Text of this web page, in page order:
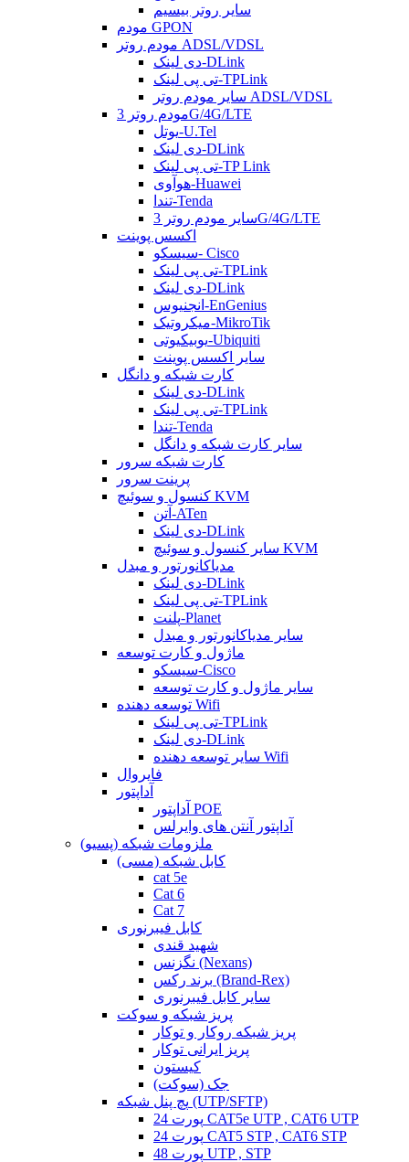
سایر روتر بیسیم
مودم GPON
مودم روتر ADSL/VDSL
دی لینک-DLink
تی پی لینک-TPLink
سایر مودم روتر ADSL/VDSL
مودم روتر 3G/4G/LTE
یوتل-U.Tel
دی لینک-DLink
تی پی لینک-TP Link
هوآوی-Huawei
تندا-Tenda
سایر مودم روتر 3G/4G/LTE
اکسس پوینت
سیسکو- Cisco
تی پی لینک-TPLink
دی لینک-DLink
انجنیوس-EnGenius
میکروتیک-MikroTik
یوبیکیوتی-Ubiquiti
سایر اکسس پوینت
کارت شبکه و دانگل
دی لینک-DLink
تی پی لینک-TPLink
تندا-Tenda
سایر کارت شبکه و دانگل
کارت شبکه سرور
پرینت سرور
کنسول و سوئیچ KVM
آتن-ATen
دی لینک-DLink
سایر کنسول و سوئیچ KVM
مدیاکانورتور و مبدل
دی لینک-DLink
تی پی لینک-TPLink
پلنت-Planet
سایر مدیاکانورتور و مبدل
ماژول و کارت توسعه
سیسکو-Cisco
سایر ماژول و کارت توسعه
توسعه دهنده Wifi
تی پی لینک-TPLink
دی لینک-DLink
سایر توسعه دهنده Wifi
فایروال
آداپتور
آداپتور POE
آداپتور آنتن های وایرلس
ملزومات شبکه (پسیو)
کابل شبکه (مسی)
cat 5e
Cat 6
Cat 7
کابل فیبرنوری
شهید قندی
نگزنس (Nexans)
برند رکس (Brand-Rex)
سایر کابل فیبرنوری
پریز شبکه و سوکت
پریز شبکه روکار و توکار
پریز ایرانی توکار
کیستون
جک (سوکت)
پچ پنل شبکه (UTP/SFTP)
24 پورت CAT5e UTP , CAT6 UTP
24 پورت CAT5 STP , CAT6 STP
48 پورت UTP , STP